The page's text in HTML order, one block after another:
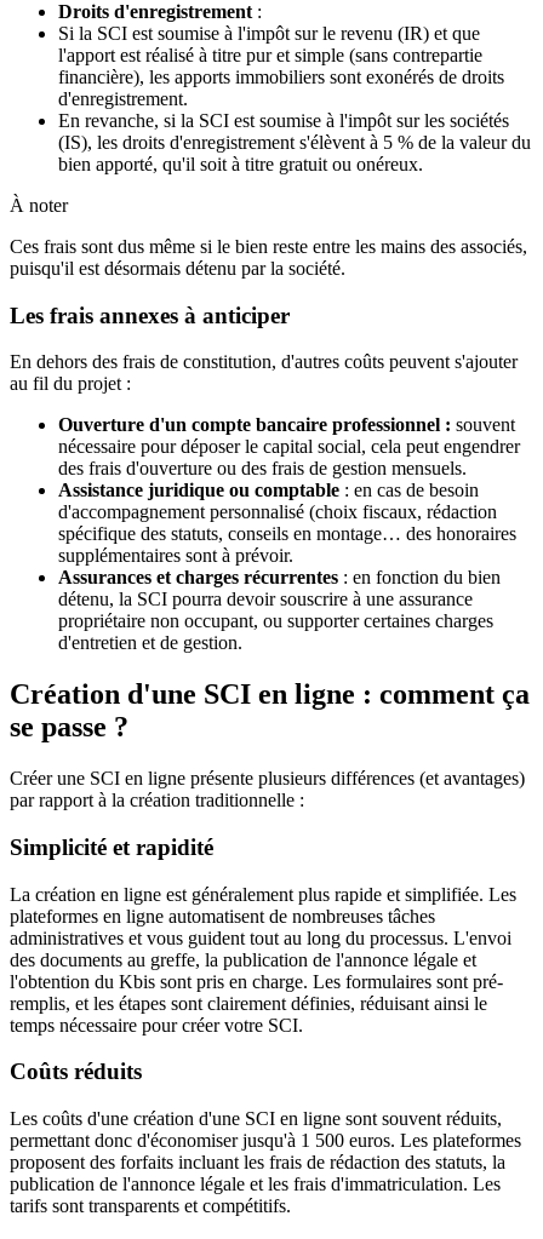
Droits d'enregistrement :
Si la SCI est soumise à l'impôt sur le revenu (IR) et que
l'apport est réalisé à titre pur et simple (sans contrepartie
financière), les apports immobiliers sont exonérés de droits
d'enregistrement.
En revanche, si la SCI est soumise à l'impôt sur les sociétés
(IS), les droits d'enregistrement s'élèvent à 5 % de la valeur du
bien apporté, qu'il soit à titre gratuit ou onéreux.
À noter
Ces frais sont dus même si le bien reste entre les mains des associés,
puisqu'il est désormais détenu par la société.
Les frais annexes à anticiper
En dehors des frais de constitution, d'autres coûts peuvent s'ajouter
au fil du projet :
Ouverture d'un compte bancaire professionnel : souvent
nécessaire pour déposer le capital social, cela peut engendrer
des frais d'ouverture ou des frais de gestion mensuels.
Assistance juridique ou comptable : en cas de besoin
d'accompagnement personnalisé (choix fiscaux, rédaction
spécifique des statuts, conseils en montage… des honoraires
supplémentaires sont à prévoir.
Assurances et charges récurrentes : en fonction du bien
détenu, la SCI pourra devoir souscrire à une assurance
propriétaire non occupant, ou supporter certaines charges
d'entretien et de gestion.
Création d'une SCI en ligne : comment ça
se passe ?
Créer une SCI en ligne présente plusieurs différences (et avantages)
par rapport à la création traditionnelle :
Simplicité et rapidité
La création en ligne est généralement plus rapide et simplifiée. Les
plateformes en ligne automatisent de nombreuses tâches
administratives et vous guident tout au long du processus. L'envoi
des documents au greffe, la publication de l'annonce légale et
l'obtention du Kbis sont pris en charge. Les formulaires sont pré-
remplis, et les étapes sont clairement définies, réduisant ainsi le
temps nécessaire pour créer votre SCI.
Coûts réduits
Les coûts d'une création d'une SCI en ligne sont souvent réduits,
permettant donc d'économiser jusqu'à 1 500 euros. Les plateformes
proposent des forfaits incluant les frais de rédaction des statuts, la
publication de l'annonce légale et les frais d'immatriculation. Les
tarifs sont transparents et compétitifs.